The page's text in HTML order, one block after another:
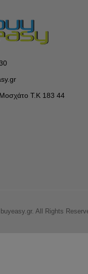
Τ.Κ 183 44
All Rights